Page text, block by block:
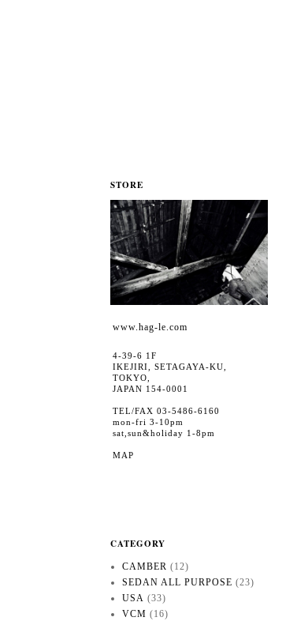
STORE
www.hag-le.com
4-39-6 1F
IKEJIRI, SETAGAYA-KU,
TOKYO,
JAPAN 154-0001
TEL/FAX 03-5486-6160
mon-fri 3-10pm
sat,sun&holiday 1-8pm
MAP
CATEGORY
CAMBER (12)
SEDAN ALL PURPOSE (23)
USA (33)
VCM (16)